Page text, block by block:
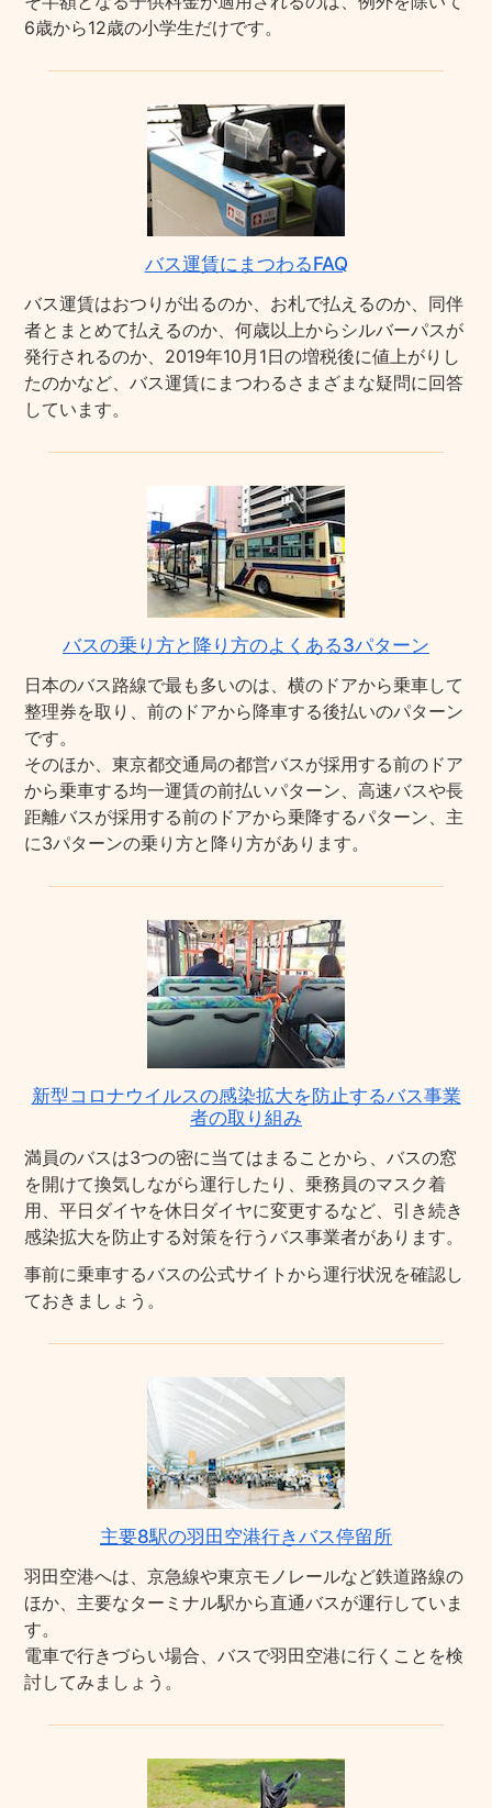
6歳から12歳の小学生だけです。
バス運賃にまつわるFAQ
バス運賃はおつりが出るのか、お札で払えるのか、同伴
者とまとめて払えるのか、何歳以上からシルバーパスが
発行されるのか、2019年10月1日の増税後に値上がりし
たのかなど、バス運賃にまつわるさまざまな疑問に回答
しています。
バスの乗り方と降り方のよくある3パターン
日本のバス路線で最も多いのは、横のドアから乗車して
整理券を取り、前のドアから降車する後払いのパターン
です。
そのほか、東京都交通局の都営バスが採用する前のドア
から乗車する均一運賃の前払いパターン、高速バスや長
距離バスが採用する前のドアから乗降するパターン、主
に3パターンの乗り方と降り方があります。
新型コロナウイルスの感染拡大を防止するバス事業
者の取り組み
満員のバスは3つの密に当てはまることから、バスの窓
を開けて換気しながら運行したり、乗務員のマスク着
用、平日ダイヤを休日ダイヤに変更するなど、引き続き
感染拡大を防止する対策を行うバス事業者があります。
事前に乗車するバスの公式サイトから運行状況を確認し
ておきましょう。
主要8駅の羽田空港行きバス停留所
羽田空港へは、京急線や東京モノレールなど鉄道路線の
ほか、主要なターミナル駅から直通バスが運行していま
す。
電車で行きづらい場合、バスで羽田空港に行くことを検
討してみましょう。